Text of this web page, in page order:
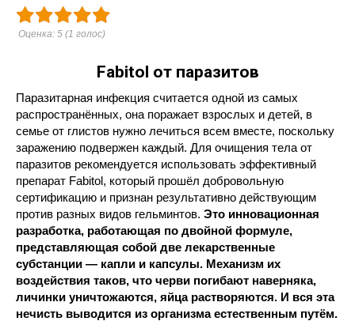
Оценка: 5 (1 голос)
Fabitol от паразитов
Паразитарная инфекция считается одной из самых
распространённых, она поражает взрослых и детей, в
семье от глистов нужно лечиться всем вместе, поскольку
заражению подвержен каждый. Для очищения тела от
паразитов рекомендуется использовать эффективный
препарат Fabitol, который прошёл добровольную
сертификацию и признан результативно действующим
против разных видов гельминтов. Это инновационная
разработка, работающая по двойной формуле,
представляющая собой две лекарственные
субстанции — капли и капсулы. Механизм их
воздействия таков, что черви погибают наверняка,
личинки уничтожаются, яйца растворяются. И вся эта
нечисть выводится из организма естественным путём.